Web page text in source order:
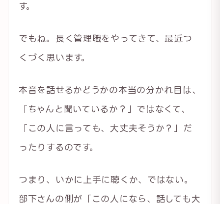
す。
でもね。長く管理職をやってきて、最近つ
くづく思います。
本音を話せるかどうかの本当の分かれ目は、
「ちゃんと聞いているか？」ではなくて、
「この人に言っても、大丈夫そうか？」だ
ったりするのです。
つまり、いかに上手に聴くか、ではない。
部下さんの側が「この人になら、話しても大